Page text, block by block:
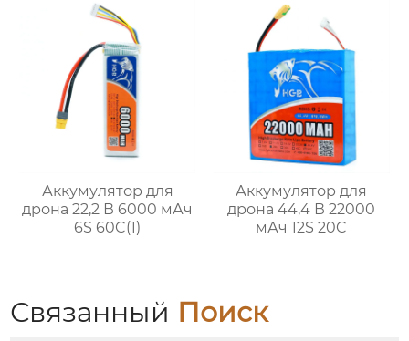
Аккумулятор для
дрона 22,2 В 6000 мАч
6S 60C(1)
Аккумулятор для
дрона 44,4 В 22000
мАч 12S 20C
Связанный Поиск